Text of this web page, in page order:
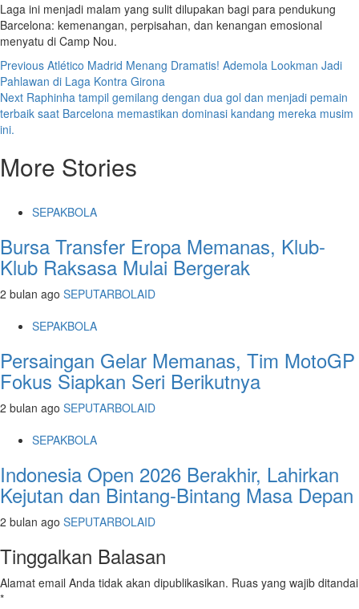
Laga ini menjadi malam yang sulit dilupakan bagi para pendukung
Barcelona: kemenangan, perpisahan, dan kenangan emosional
menyatu di Camp Nou.
Post
navigation
Previous Atlético Madrid Menang Dramatis! Ademola Lookman Jadi
Pahlawan di Laga Kontra Girona
Next Raphinha tampil gemilang dengan dua gol dan menjadi pemain
terbaik saat Barcelona memastikan dominasi kandang mereka musim
ini.
More Stories
SEPAKBOLA
Bursa Transfer Eropa Memanas, Klub-
Klub Raksasa Mulai Bergerak
2 bulan ago SEPUTARBOLAID
SEPAKBOLA
Persaingan Gelar Memanas, Tim MotoGP
Fokus Siapkan Seri Berikutnya
2 bulan ago SEPUTARBOLAID
SEPAKBOLA
Indonesia Open 2026 Berakhir, Lahirkan
Kejutan dan Bintang-Bintang Masa Depan
2 bulan ago SEPUTARBOLAID
Tinggalkan Balasan
Alamat email Anda tidak akan dipublikasikan. Ruas yang wajib ditandai
*